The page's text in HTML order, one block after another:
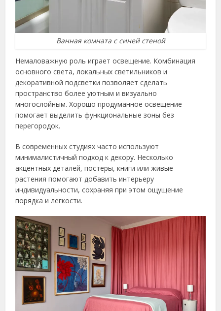
Ванная комната с синей стеной
Немаловажную роль играет освещение. Комбинация
основного света, локальных светильников и
декоративной подсветки позволяет сделать
пространство более уютным и визуально
многослойным. Хорошо продуманное освещение
помогает выделить функциональные зоны без
перегородок.
В современных студиях часто используют
минималистичный подход к декору. Несколько
акцентных деталей, постеры, книги или живые
растения помогают добавить интерьеру
индивидуальности, сохраняя при этом ощущение
порядка и легкости.